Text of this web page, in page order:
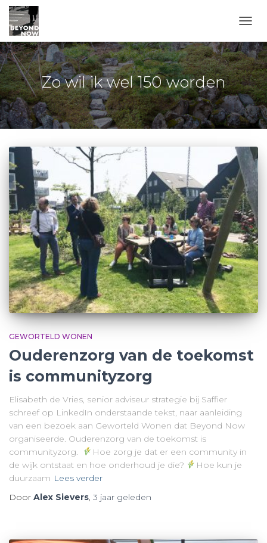
Zo wil ik wel 150 worden
GEWORTELD WONEN
Ouderenzorg van de toekomst
is communityzorg
Elisabeth de Vries, senior adviseur strategie bij Saffier
schreef op LinkedIn onderstaande tekst, naar aanleiding
van een bezoek aan Geworteld Wonen dat Beyond Now
organiseerde. Ouderenzorg van de toekomst is
communityzorg.
Hoe zorg je dat er een community in
de wijk ontstaat en hoe onderhoud je die?
Hoe kun je
duurzaam Lees verder
Door Alex Sievers, 3 jaar geleden